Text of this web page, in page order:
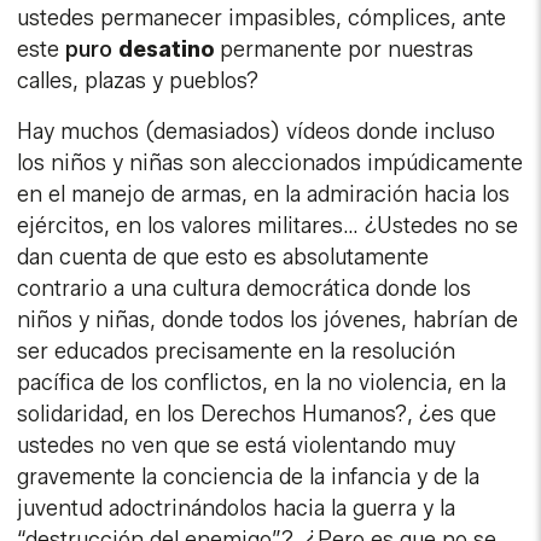
ustedes permanecer impasibles, cómplices, ante
este puro desatino permanente por nuestras
calles, plazas y pueblos?
Hay muchos (demasiados) vídeos donde incluso
los niños y niñas son aleccionados impúdicamente
en el manejo de armas, en la admiración hacia los
ejércitos, en los valores militares… ¿Ustedes no se
dan cuenta de que esto es absolutamente
contrario a una cultura democrática donde los
niños y niñas, donde todos los jóvenes, habrían de
ser educados precisamente en la resolución
pacífica de los conflictos, en la no violencia, en la
solidaridad, en los Derechos Humanos?, ¿es que
ustedes no ven que se está violentando muy
gravemente la conciencia de la infancia y de la
juventud adoctrinándolos hacia la guerra y la